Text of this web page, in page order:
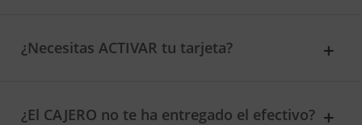
¿Necesitas ACTIVAR tu tarjeta?
¿El CAJERO no te ha entregado el efectivo?